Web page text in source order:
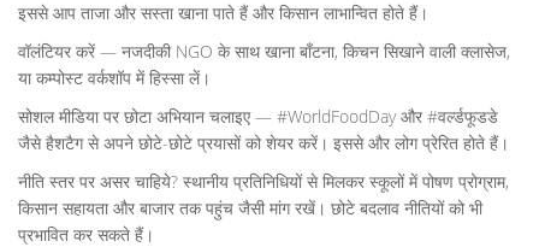
इससे आप ताजा और सस्ता खाना पाते हैं और किसान लाभान्वित होते हैं।
वॉलंटियर करें — नजदीकी NGO के साथ खाना बाँटना, किचन सिखाने वाली क्लासेज,
या कम्पोस्ट वर्कशॉप में हिस्सा लें।
सोशल मीडिया पर छोटा अभियान चलाइए — #WorldFoodDay और #वर्ल्डफूडडे
जैसे हैशटैग से अपने छोटे-छोटे प्रयासों को शेयर करें। इससे और लोग प्रेरित होते हैं।
नीति स्तर पर असर चाहिये? स्थानीय प्रतिनिधियों से मिलकर स्कूलों में पोषण प्रोग्राम,
किसान सहायता और बाजार तक पहुंच जैसी मांग रखें। छोटे बदलाव नीतियों को भी
प्रभावित कर सकते हैं।